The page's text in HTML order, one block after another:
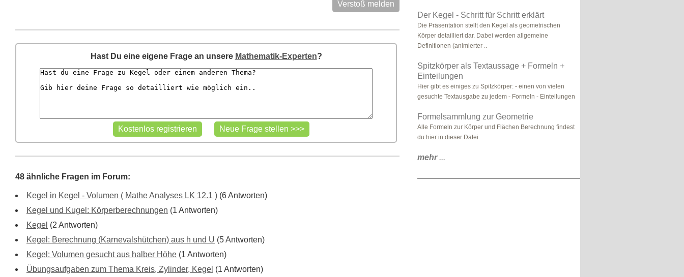
Verstoß melden
Hast Du eine eigene Frage an unsere Mathematik-Experten?
48 ähnliche Fragen im Forum:
Kegel in Kegel - Volumen ( Mathe Analyses LK 12.1 ) (6 Antworten)
Kegel und Kugel: Körperberechnungen (1 Antworten)
Kegel (2 Antworten)
Kegel: Berechnung (Karnevalshütchen) aus h und U (5 Antworten)
Kegel: Volumen gesucht aus halber Höhe (1 Antworten)
Übungsaufgaben zum Thema Kreis, Zylinder, Kegel (1 Antworten)
Der Kegel - Schritt für Schritt erklärt
Die Präsentation stellt den Kegel als geometrischen
Körper detailliert dar. Dabei werden allgemeine
Definitionen (animierter ..
Spitzkörper als Textaussage + Formeln +
Einteilungen
Hier gibt es einiges zu Spitzkörper: - einen von vielen
gesuchte Textausgabe zu jedem - Formeln - Einteilungen
Formelsammlung zur Geometrie
Alle Formeln zur Körper und Flächen Berechnung findest
du hier in dieser Datei.
mehr...